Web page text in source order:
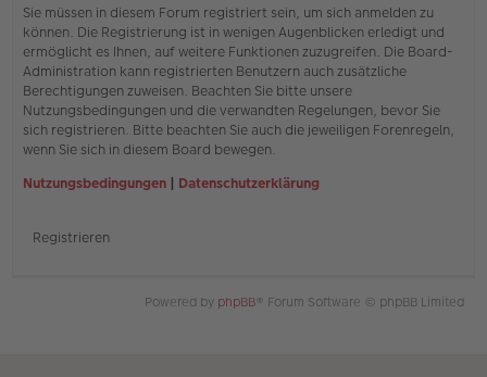
Sie müssen in diesem Forum registriert sein, um sich anmelden zu
können. Die Registrierung ist in wenigen Augenblicken erledigt und
ermöglicht es Ihnen, auf weitere Funktionen zuzugreifen. Die Board-
Administration kann registrierten Benutzern auch zusätzliche
Berechtigungen zuweisen. Beachten Sie bitte unsere
Nutzungsbedingungen und die verwandten Regelungen, bevor Sie
sich registrieren. Bitte beachten Sie auch die jeweiligen Forenregeln,
wenn Sie sich in diesem Board bewegen.
Nutzungsbedingungen | Datenschutzerklärung
Registrieren
Powered by phpBB® Forum Software © phpBB Limited